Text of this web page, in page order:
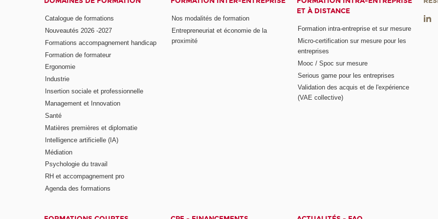
Catalogue de formations
Nouveautés 2026 -2027
Formations accompagnement handicap
Formation de formateur
Ergonomie
Industrie
Insertion sociale et professionnelle
Management et Innovation
Santé
Matières premières et diplomatie
Intelligence artificielle (IA)
Médiation
Psychologie du travail
RH et accompagnement pro
Agenda des formations
Nos modalités de formation
Entrepreneuriat et économie de la
proximité
ET À DISTANCE
Formation intra-entreprise et sur mesure
Micro-certification sur mesure pour les
entreprises
Mooc / Spoc sur mesure
Serious game pour les entreprises
Validation des acquis et de l'expérience
(VAE collective)